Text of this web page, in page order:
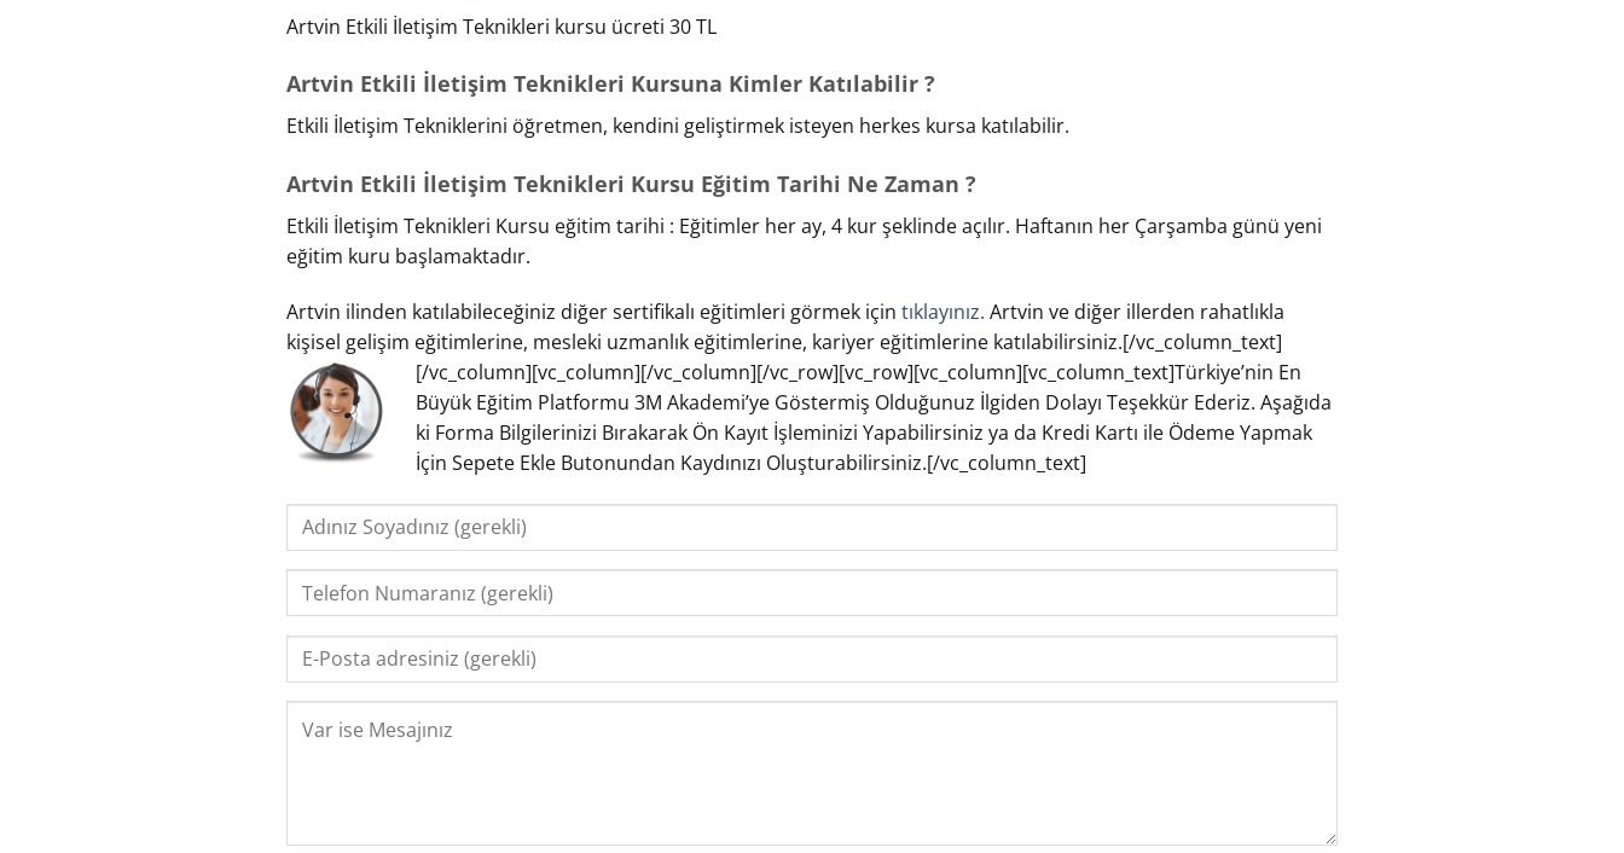
Artvin Etkili İletişim Teknikleri kursu ücreti 30 TL
Artvin Etkili İletişim Teknikleri Kursuna Kimler Katılabilir ?
Etkili İletişim Tekniklerini öğretmen, kendini geliştirmek isteyen herkes kursa katılabilir.
Artvin Etkili İletişim Teknikleri Kursu Eğitim Tarihi Ne Zaman ?
Etkili İletişim Teknikleri Kursu eğitim tarihi : Eğitimler her ay, 4 kur şeklinde açılır. Haftanın her Çarşamba günü yeni
eğitim kuru başlamaktadır.
Artvin ilinden katılabileceğiniz diğer sertifikalı eğitimleri görmek için tıklayınız. Artvin ve diğer illerden rahatlıkla
kişisel gelişim eğitimlerine, mesleki uzmanlık eğitimlerine, kariyer eğitimlerine katılabilirsiniz.[/vc_column_text]
[/vc_column][vc_column][/vc_column][/vc_row][vc_row][vc_column][vc_column_text]Türkiye’nin En
Büyük Eğitim Platformu 3M Akademi’ye Göstermiş Olduğunuz İlgiden Dolayı Teşekkür Ederiz. Aşağıda
ki Forma Bilgilerinizi Bırakarak Ön Kayıt İşleminizi Yapabilirsiniz ya da Kredi Kartı ile Ödeme Yapmak
İçin Sepete Ekle Butonundan Kaydınızı Oluşturabilirsiniz.[/vc_column_text]